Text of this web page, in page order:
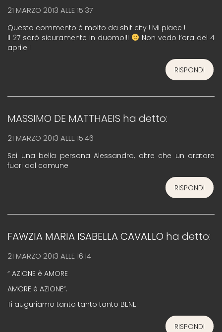
21 MARZO 2013 ALLE 15:37
Questo commento è molto da shit city ! Mi piace !
Il 27 sarò sicuramente in duomo!!!
Non vedo l’ora del 4
aprile !
RISPONDI
MASSIMO DE MATTHAEIS ha detto:
21 MARZO 2013 ALLE 15:46
Sei una bella persona Alessandro, oltre che un oratore
fuori dal comune
RISPONDI
FAWZIA MARIA ISABELLA CAVALLO ha detto:
21 MARZO 2013 ALLE 16:14
” AZIONE è AMORE
AMORE è AZIONE”.
Ti auguriamo tanto tanto tanto BENE!
RISPONDI